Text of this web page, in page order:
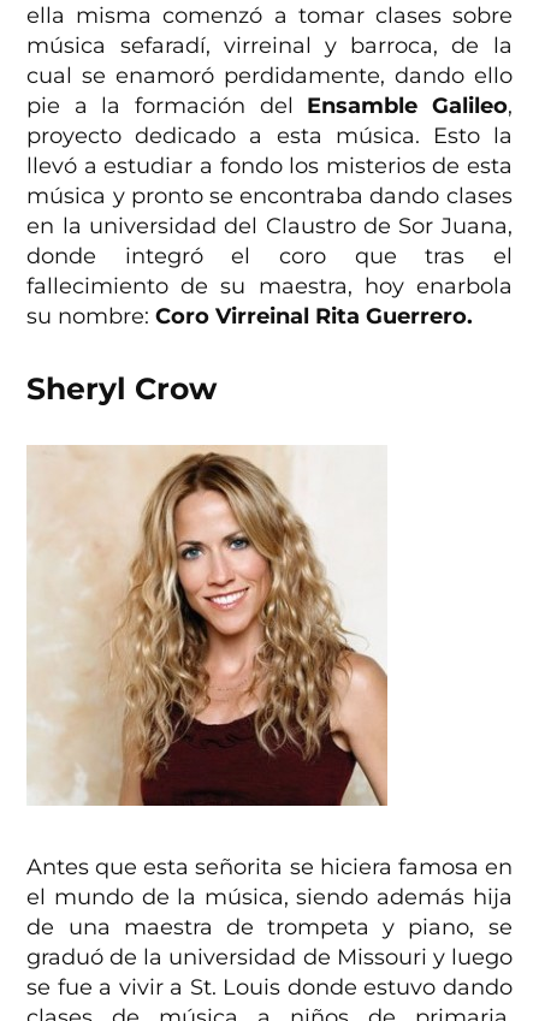
ella misma comenzó a tomar clases sobre
música sefaradí, virreinal y barroca, de la
cual se enamoró perdidamente, dando ello
pie a la formación del Ensamble Galileo,
proyecto dedicado a esta música. Esto la
llevó a estudiar a fondo los misterios de esta
música y pronto se encontraba dando clases
en la universidad del Claustro de Sor Juana,
donde integró el coro que tras el
fallecimiento de su maestra, hoy enarbola
su nombre:Coro Virreinal Rita Guerrero.
Sheryl Crow
Antes que esta señorita se hiciera famosa en
el mundo de la música, siendo además hija
de una maestra de trompeta y piano, se
graduó de la universidad de Missouri y luego
se fue a vivir a St. Louis donde estuvo dando